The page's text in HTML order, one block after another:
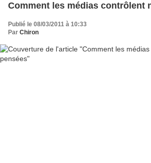
Comment les médias contrôlent
Publié le 08/03/2011 à 10:33
Par Chiron